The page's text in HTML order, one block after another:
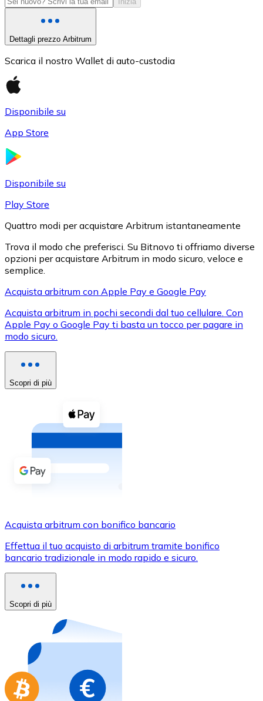
XRP
XRP
Vedi tutto
Buoni cripto
Acquista criptovalute in contanti e altri mezzi di
Acquista con contanti
Bonifico SEPA
Usa le carte Visa e Mastercard per acquistare
Acquista con carta
Acquista gift card dei tuoi marchi preferiti con
Vai al negozio di carte regalo
Dettagli prezzo Arbitrum
Scarica il nostro Wallet di auto-custodia
Disponibile su
App Store
Disponibile su
Play Store
Quattro modi per acquistare Arbitrum istantaneamente
Trova il modo che preferisci. Su Bitnovo ti offriamo diverse
opzioni per acquistare Arbitrum in modo sicuro, veloce e
semplice.
Acquista arbitrum con Apple Pay e Google Pay
Acquista arbitrum in pochi secondi dal tuo cellulare. Con
Apple Pay o Google Pay ti basta un tocco per pagare in
modo sicuro.
Scopri di più
Acquista arbitrum con bonifico bancario
Effettua il tuo acquisto di arbitrum tramite bonifico
bancario tradizionale in modo rapido e sicuro.
Scopri di più